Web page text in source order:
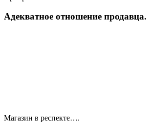
Адекватное отношение продавца.
Магазин в респекте….